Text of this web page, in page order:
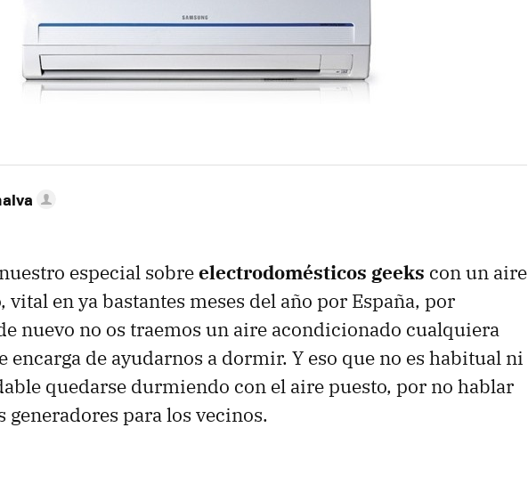
especial sobreelectrodomésticos geeks con un aire
en ya bastantes meses del año por España, por
nuevo no os traemos un aire acondicionado cualquiera
encarga de ayudarnos a dormir. Y eso que no es habitual ni
quedarse durmiendo con el aire puesto, por no hablar
generadores para los vecinos.